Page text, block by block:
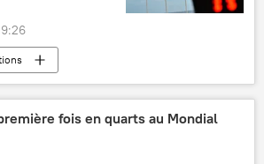
commerce
fois en quarts au Mondial